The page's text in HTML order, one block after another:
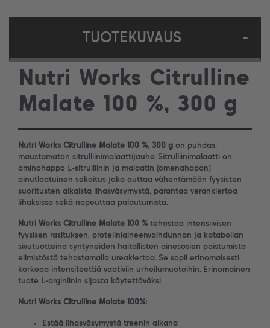
TUOTEKUVAUS -
Nutri Works Citrulline
Malate 100 %, 300 g
Nutri Works Citrulline Malate 100 %, 300 g on puhdas,
maustamaton sitrulliinimalaattijauhe. Sitrulliinimalaatti on
aminohappo L-sitrulliinin ja malaatin (omenahapon)
ainutlaatuinen sekoitus joka auttaa vähentämään fyysisten
suoritusten aikaista lihasväsymystä, parantaa verankiertoa
lihaksissa sekä nopeuttaa palautumista.
Nutri Works Citrulline Malate 100 % tehostaa intensiivisen
fyysisen rasituksen, proteiiniaineenvaihdunnan ja katabolian
sivutuotteina syntyneiden haitallisten ainesosien poistumista
elimistöstä tehostamalla ureakiertoa. Se sopii erinomaisesti
korkeaa intensiteettiä vaativiin urheilumuotoihin. Erinomainen
tuote L-arginiinin sijasta käytettäväksi.
Nutri Works Citrulline Malate 100%:
Estää lihasväsymystä treenin aikana